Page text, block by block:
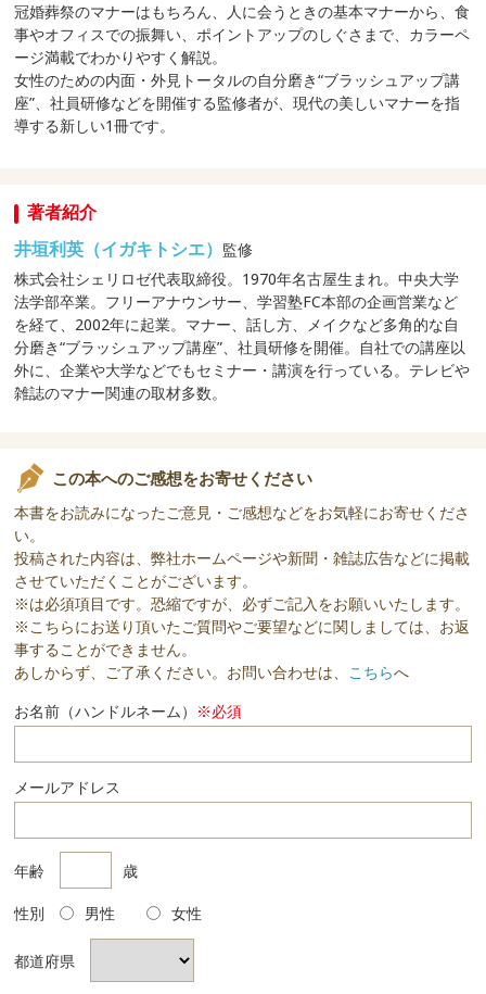
冠婚葬祭のマナーはもちろん、人に会うときの基本マナーから、食
事やオフィスでの振舞い、ポイントアップのしぐさまで、カラーペ
ージ満載でわかりやすく解説。
女性のための内面・外見トータルの自分磨き“ブラッシュアップ講
座”、社員研修などを開催する監修者が、現代の美しいマナーを指
導する新しい1冊です。
著者紹介
井垣利英（イガキトシエ） 監修
株式会社シェリロゼ代表取締役。1970年名古屋生まれ。中央大学
法学部卒業。フリーアナウンサー、学習塾FC本部の企画営業など
を経て、2002年に起業。マナー、話し方、メイクなど多角的な自
分磨き“ブラッシュアップ講座”、社員研修を開催。自社での講座以
外に、企業や大学などでもセミナー・講演を行っている。テレビや
雑誌のマナー関連の取材多数。
この本へのご感想をお寄せください
本書をお読みになったご意見・ご感想などをお気軽にお寄せくださ
い。
投稿された内容は、弊社ホームページや新聞・雑誌広告などに掲載
させていただくことがございます。
※は必須項目です。恐縮ですが、必ずご記入をお願いいたします。
※こちらにお送り頂いたご質問やご要望などに関しましては、お返
事することができません。
あしからず、ご了承ください。お問い合わせは、 こちらへ
お名前（ハンドルネーム） ※必須
メールアドレス
年齢 歳
性別 男性 女性
都道府県